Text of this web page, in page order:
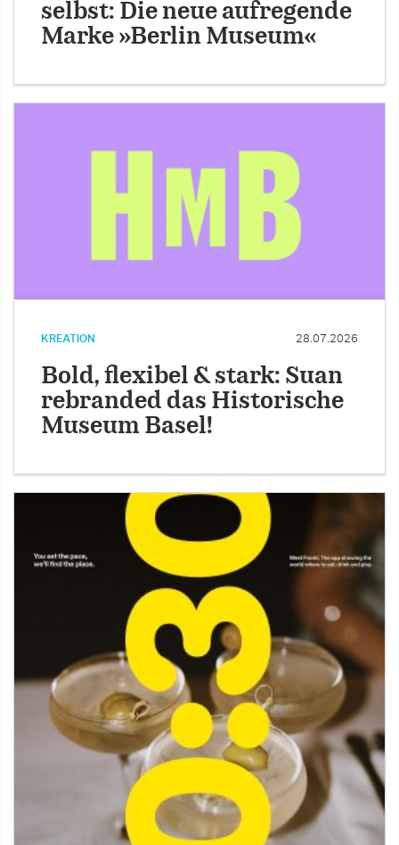
selbst: Die neue aufregende
Marke »Berlin Museum«
KREATION 28.07.2026
Bold, flexibel & stark: Suan
rebranded das Historische
Museum Basel!